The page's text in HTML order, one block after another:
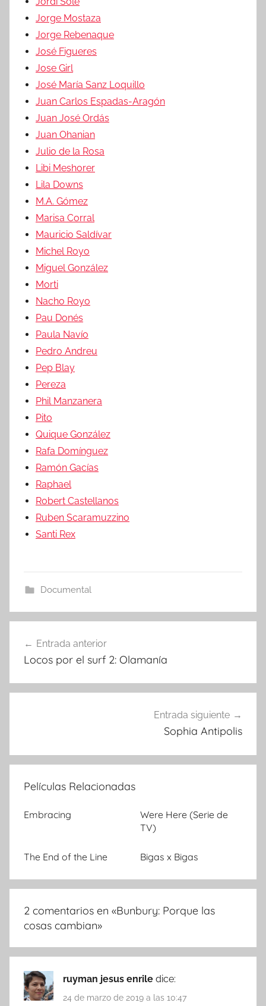
Jorge Mostaza
Jorge Rebenaque
José Figueres
Jose Girl
José María Sanz Loquillo
Juan Carlos Espadas-Aragón
Juan José Ordás
Juan Ohanian
Julio de la Rosa
Libi Meshorer
Lila Downs
M.A. Gómez
Marisa Corral
Mauricio Saldívar
Michel Royo
Miguel González
Morti
Nacho Royo
Pau Donés
Paula Navío
Pedro Andreu
Pep Blay
Pereza
Phil Manzanera
Pito
Quique González
Rafa Domínguez
Ramón Gacías
Raphael
Robert Castellanos
Ruben Scaramuzzino
Santi Rex
Documental
Navegación
de
entradas
Entrada anterior
Locos por el surf 2: Olamanía
Entrada siguiente
Sophia Antipolis
Películas Relacionadas
Embracing
Were Here (Serie de
TV)
The End of the Line Bigas x Bigas
2 comentarios en «Bunbury: Porque las
cosas cambian»
ruyman jesus enrile dice:
24 de marzo de 2019 a las 10:47